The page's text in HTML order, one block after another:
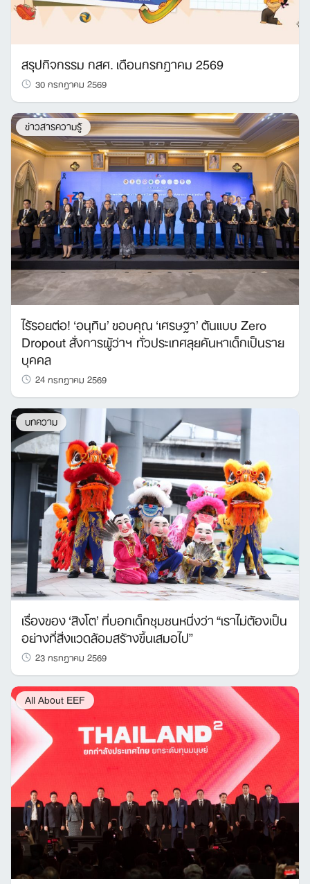
Search
for:
สรุปกิจกรรม กสศ. เดือนกรกฎาคม 2569
30 กรกฎาคม 2569
ข่าวสารความรู้
ไร้รอยต่อ! ‘อนุทิน’ ขอบคุณ ‘เศรษฐา’ ต้นแบบ Zero
Dropout สั่งการผู้ว่าฯ ทั่วประเทศลุยค้นหาเด็กเป็นราย
บุคคล
24 กรกฎาคม 2569
บทความ
เรื่องของ ‘สิงโต’ ที่บอกเด็กชุมชนหนึ่งว่า “เราไม่ต้องเป็น
อย่างที่สิ่งแวดล้อมสร้างขึ้นเสมอไป”
23 กรกฎาคม 2569
All About EEF